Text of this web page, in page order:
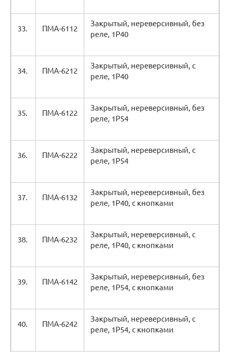
33. ПМА-6112
Закрытый, нереверсивный, без
реле, 1Р40
34. ПМА-6212
Закрытый, нереверсивный, с
реле, 1Р40
35. ПМА-6122
Закрытый, нереверсивный, без
реле, 1Р54
36. ПМА-6222
Закрытый, нереверсивный, с
реле, 1Р54
37. ПМА-6132
Закрытый, нереверсивный, без
реле, 1Р40, с кнопками
38. ПМА-6232
Закрытый, нереверсивный, с
реле, 1Р40, с кнопками
39. ПМА-6142
Закрытый, нереверсивный, без
реле, 1Р54, с кнопками
40. ПМА-6242
Закрытый, нереверсивный, с
реле, 1Р54, с кнопками